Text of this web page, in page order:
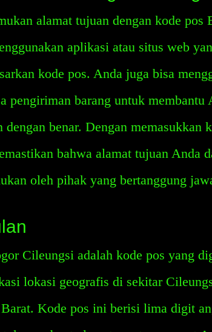
alamat tujuan dengan kode pos
aplikasi atau situs web
kode pos. Anda juga bisa
pengiriman barang untuk membantu
dengan benar. Dengan memasukkan
bahwa alamat tujuan Anda
oleh pihak yang bertanggung
Cileungsi adalah kode pos yang
lokasi geografis di sekitar
Kode pos ini berisi lima digit